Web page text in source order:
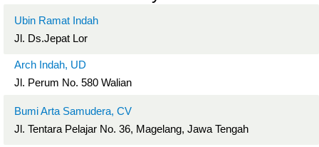
Ubin Ramat Indah
Jl. Ds.Jepat Lor
Arch Indah, UD
Jl. Perum No. 580 Walian
Bumi Arta Samudera, CV
Jl. Tentara Pelajar No. 36, Magelang, Jawa Tengah